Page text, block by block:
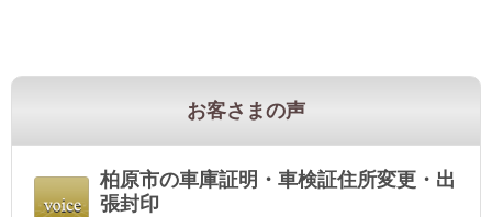
お客さまの声
柏原市の車庫証明・車検証住所変更・出
張封印